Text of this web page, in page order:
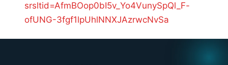
srsltid=AfmBOop0bI5v_Yo4VunySpQl_F-
ofUNG-3fgf1lpUhlNNXJAzrwcNvSa